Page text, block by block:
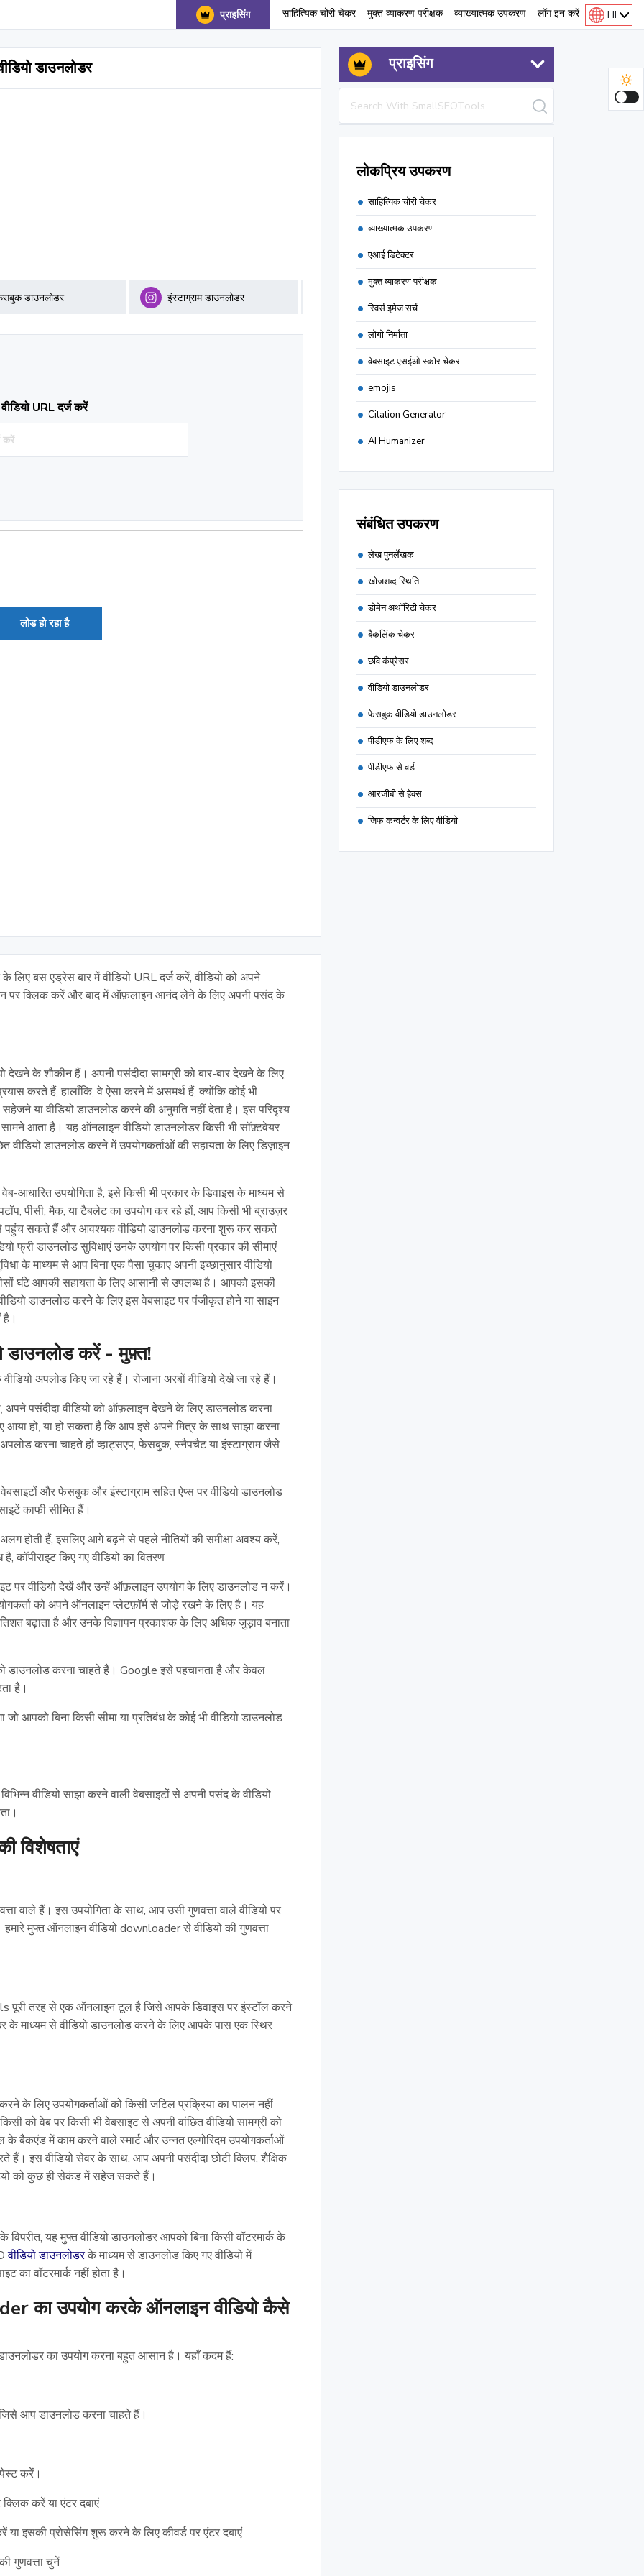
प्राइसिंग साहित्यिक चोरी चेकर मुक्त व्याकरण परीक्षक व्याख्यात्मक उपकरण लॉग इन करें HI
डाउनलोडर
डाउनलोडर इंस्टाग्राम डाउनलोडर टिकटॉक डाउनलोडर
वीडियो URL दर्ज करें
लोड हो रहा है
लिए बस एड्रेस बार में वीडियो URL दर्ज करें, वीडियो को अपने
पर क्लिक करें और बाद में ऑफ़लाइन आनंद लेने के लिए अपनी पसंद के
देखने के शौकीन हैं। अपनी पसंदीदा सामग्री को बार-बार देखने के लिए,
करते हैं; हालाँकि, वे ऐसा करने में असमर्थ हैं, क्योंकि कोई भी
या वीडियो डाउनलोड करने की अनुमति नहीं देता है। इस परिदृश्य
आता है। यह ऑनलाइन वीडियो डाउनलोडर किसी भी सॉफ़्टवेयर
वीडियो डाउनलोड करने में उपयोगकर्ताओं की सहायता के लिए डिज़ाइन
उपयोगिता है, इसे किसी भी प्रकार के डिवाइस के माध्यम से
पीसी, मैक, या टैबलेट का उपयोग कर रहे हों, आप किसी भी ब्राउज़र
पहुंच सकते हैं और आवश्यक वीडियो डाउनलोड करना शुरू कर सकते
फ्री डाउनलोड सुविधाएं उनके उपयोग पर किसी प्रकार की सीमाएं
के माध्यम से आप बिना एक पैसा चुकाए अपनी इच्छानुसार वीडियो
घंटे आपकी सहायता के लिए आसानी से उपलब्ध है। आपको इसकी
डाउनलोड करने के लिए इस वेबसाइट पर पंजीकृत होने या साइन
डाउनलोड करें - मुफ़्त!
अपलोड किए जा रहे हैं। रोजाना अरबों वीडियो देखे जा रहे हैं।
पसंदीदा वीडियो को ऑफ़लाइन देखने के लिए डाउनलोड करना
आया हो, या हो सकता है कि आप इसे अपने मित्र के साथ साझा करना
करना चाहते हों व्हाट्सएप, फेसबुक, स्नैपचैट या इंस्टाग्राम जैसे
और फेसबुक और इंस्टाग्राम सहित ऐप्स पर वीडियो डाउनलोड
काफी सीमित हैं।
होती हैं, इसलिए आगे बढ़ने से पहले नीतियों की समीक्षा अवश्य करें,
किए गए वीडियो का वितरण
पर वीडियो देखें और उन्हें ऑफ़लाइन उपयोग के लिए डाउनलोड न करें।
को अपने ऑनलाइन प्लेटफ़ॉर्म से जोड़े रखने के लिए है। यह
बढ़ाता है और उनके विज्ञापन प्रकाशक के लिए अधिक जुड़ाव बनाता
डाउनलोड करना चाहते हैं। Google इसे पहचानता है और केवल
है।
आपको बिना किसी सीमा या प्रतिबंध के कोई भी वीडियो डाउनलोड
वीडियो साझा करने वाली वेबसाइटों से अपनी पसंद के वीडियो
विशेषताएं
वाले हैं। इस उपयोगिता के साथ, आप उसी गुणवत्ता वाले वीडियो पर
मुफ्त ऑनलाइन वीडियो downloader से वीडियो की गुणवत्ता
पूरी तरह से एक ऑनलाइन टूल है जिसे आपके डिवाइस पर इंस्टॉल करने
के माध्यम से वीडियो डाउनलोड करने के लिए आपके पास एक स्थिर
के लिए उपयोगकर्ताओं को किसी जटिल प्रक्रिया का पालन नहीं
को वेब पर किसी भी वेबसाइट से अपनी वांछित वीडियो सामग्री को
में काम करने वाले स्मार्ट और उन्नत एल्गोरिदम उपयोगकर्ताओं
हैं। इस वीडियो सेवर के साथ, आप अपनी पसंदीदा छोटी क्लिप, शैक्षिक
को कुछ ही सेकंड में सहेज सकते हैं।
यह मुफ्त वीडियो डाउनलोडर आपको बिना किसी वॉटरमार्क के
वीडियो डाउनलोडरके माध्यम से डाउनलोड किए गए वीडियो में
का वॉटरमार्क नहीं होता है।
का उपयोग करके ऑनलाइन वीडियो कैसे
का उपयोग करना बहुत आसान है। यहाँ कदम हैं:
आप डाउनलोड करना चाहते हैं।
करें।
करें या एंटर दबाएं
या इसकी प्रोसेसिंग शुरू करने के लिए कीवर्ड पर एंटर दबाएं
गुणवत्ता चुनें
प्राइसिंग
लोकप्रिय उपकरण
साहित्यिक चोरी चेकर
व्याख्यात्मक उपकरण
एआई डिटेक्टर
मुक्त व्याकरण परीक्षक
रिवर्स इमेज सर्च
लोगो निर्माता
वेबसाइट एसईओ स्कोर चेकर
emojis
Citation Generator
AI Humanizer
संबंधित उपकरण
लेख पुनर्लेखक
खोजशब्द स्थिति
डोमेन अथॉरिटी चेकर
बैकलिंक चेकर
छवि कंप्रेसर
वीडियो डाउनलोडर
फेसबुक वीडियो डाउनलोडर
पीडीएफ के लिए शब्द
पीडीएफ से वर्ड
आरजीबी से हेक्स
जिफ कन्वर्टर के लिए वीडियो